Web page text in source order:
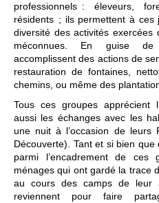
professionnels : éleveurs,
résidents ; ils permettent à ces
diversité des activités exercées
méconnues. En guise de
accomplissent des actions de
restauration de fontaines,
chemins, ou même des
Tous ces groupes apprécient
aussi les échanges avec les
une nuit à l’occasion de leurs
Découverte). Tant et si bien
parmi l’encadrement de
ménages qui ont gardé la trace
au cours des camps de leur
reviennent pour faire